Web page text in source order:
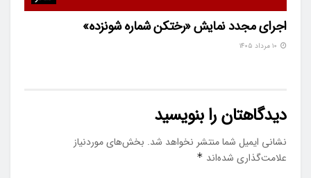
اجرای مجدد نمایش «رختکن شماره شونزده»
دیدگاهتان را بنویسید
نشانی ایمیل شما منتشر نخواهد شد. بخش‌های موردنیاز
علامت‌گذاری شده‌اند *